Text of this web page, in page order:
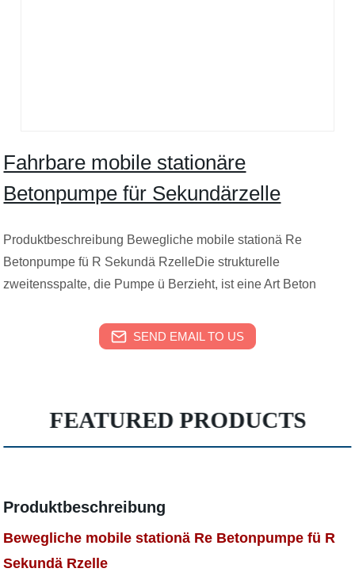
Fahrbare mobile stationäre
Betonpumpe für Sekundärzelle
Produktbeschreibung Bewegliche mobile stationä Re
Betonpumpe fü R Sekundä RzelleDie strukturelle
zweitensspalte, die Pumpe ü Berzieht, ist eine Art Beton
SEND EMAIL TO US
FEATURED PRODUCTS
Produktbeschreibung
Bewegliche mobile stationä Re Betonpumpe fü R
Sekundä Rzelle